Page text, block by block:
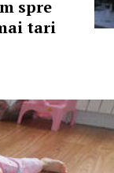
spre
tari